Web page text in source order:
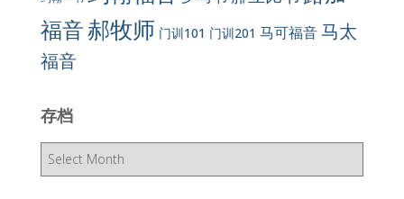
福音郝牧师 门训101 门训201 马可福音马太
福音
存档
存